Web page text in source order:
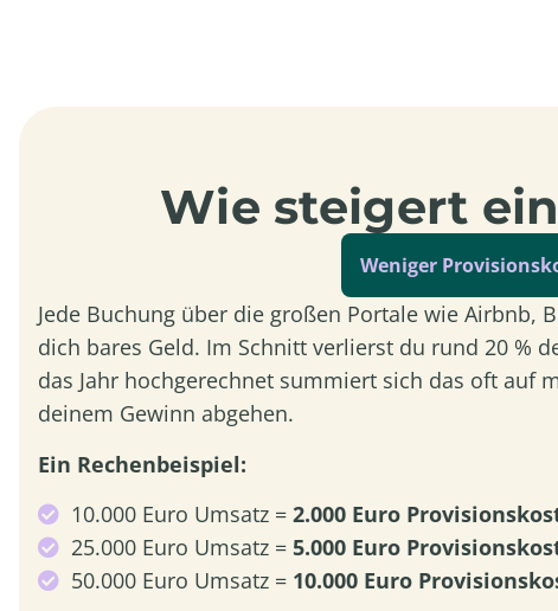
Wie steigert
Weniger
Jede Buchung über die großen Portale wie Airbnb,
dich bares Geld. Im Schnitt verlierst du rund 20 %
das Jahr hochgerechnet summiert sich das oft auf
deinem Gewinn abgehen.
Ein Rechenbeispiel:
10.000 Euro Umsatz = 2.000 Euro
25.000 Euro Umsatz = 5.000 Euro
50.000 Euro Umsatz = 10.000 Euro